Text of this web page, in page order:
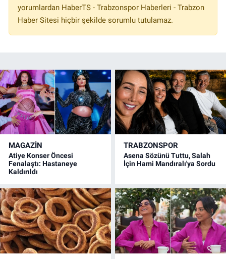
yorumlardan HaberTS - Trabzonspor Haberleri - Trabzon
Haber Sitesi hiçbir şekilde sorumlu tutulamaz.
MAGAZİN
Atiye Konser Öncesi
Fenalaştı: Hastaneye
Kaldırıldı
TRABZONSPOR
Asena Sözünü Tuttu, Salah
İçin Hami Mandıralı'ya Sordu